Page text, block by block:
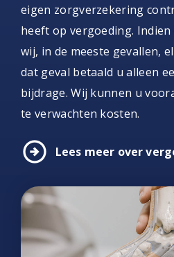
eigen zorgverzekering
heeft op vergoeding.
wij, in de meeste gevallen,
dat geval betaald u alleen
bijdrage. Wij kunnen u
te verwachten kosten.
arrow_circle_right Lees meer over